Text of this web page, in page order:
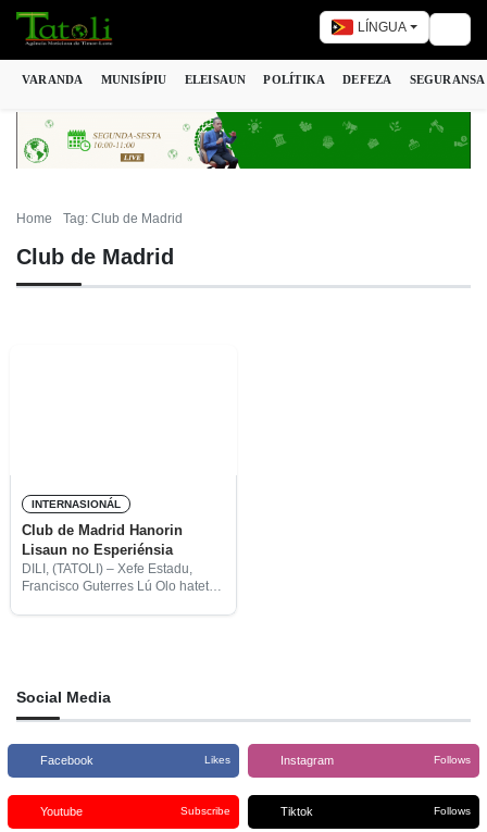
LÍNGUA
VARANDA MUNISÍPIU ELEISAUN POLÍTIKA DEFEZA SEGURANSA
Home Tag: Club de Madrid
Club de Madrid
INTERNASIONÁL
Club de Madrid Hanorin
Lisaun no Esperiénsia
DILI, (TATOLI) – Xefe Estadu,
Francisco Guterres Lú Olo hateten
Social Media
Facebook Likes Instagram Follows
Youtube Subscribe Tiktok Follows